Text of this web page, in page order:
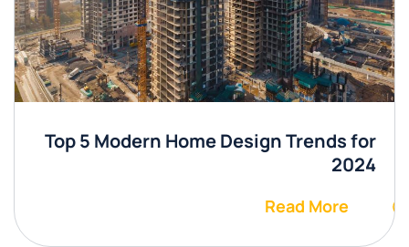
Top 5 Modern Home Design Trends for
2024
Read More